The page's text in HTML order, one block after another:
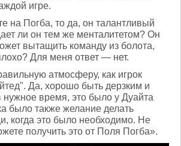
игре.
на Погба, то да, он талантливый
ли он тем же менталитетом? Он
вытащить команду из болота,
Для меня ответ — нет.
атмосферу, как игрок
Да, хорошо быть дерзким и
время, это было у Дуайта
было также желание делать
когда это было необходимо. Не
получить это от Поля Погба».